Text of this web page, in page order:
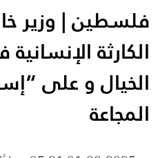
فلسطين | وزير
الكارثة
الخيال و على
المجاعة